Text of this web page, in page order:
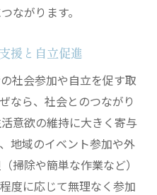
ながります。
援と自立促進
社会参加や自立を促す取
なら、社会とのつながり
意欲の維持に大きく寄与
地域のイベント参加や外
掃除や簡単な作業など）
度に応じて無理なく参加